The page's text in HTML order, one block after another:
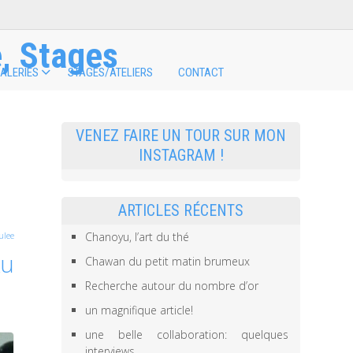
Stages
STAGES/ATELIERS CONTACT
VENEZ FAIRE UN TOUR SUR MON
INSTAGRAM !
ARTICLES RÉCENTS
Chanoyu, l’art du thé
Chawan du petit matin brumeux
Recherche autour du nombre d’or
un magnifique article!
une belle collaboration: quelques